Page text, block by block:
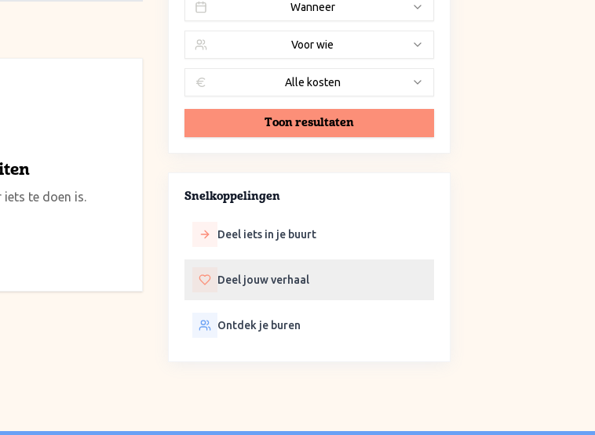
iets te doen is.
Wanneer
Voor wie
Alle kosten
Toon resultaten
Snelkoppelingen
Deel iets in je buurt
Deel jouw verhaal
Ontdek je buren